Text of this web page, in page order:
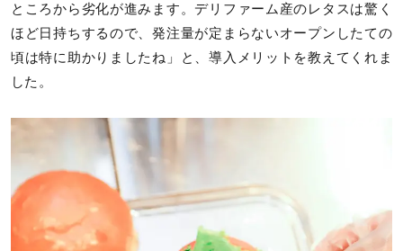
ところから劣化が進みます。デリファーム産のレタスは驚く
ほど日持ちするので、発注量が定まらないオープンしたての
頃は特に助かりましたね」と、導入メリットを教えてくれま
した。